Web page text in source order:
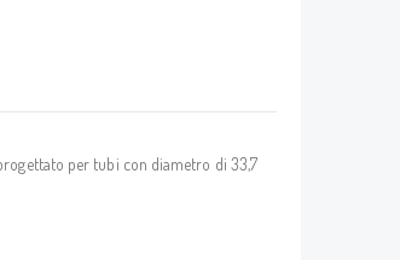
per tubi con diametro di 33,7